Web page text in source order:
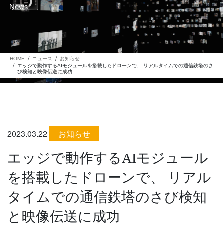
News
HOME ニュース
お知らせ
エッジで動作するAIモジュールを搭載したドローンで、 リアルタイムでの通信鉄塔のさ
び検知と映像伝送に成功
2023.03.22 お知らせ
エッジで動作するAIモジュール
を搭載したドローンで、 リアル
タイムでの通信鉄塔のさび検知
と映像伝送に成功